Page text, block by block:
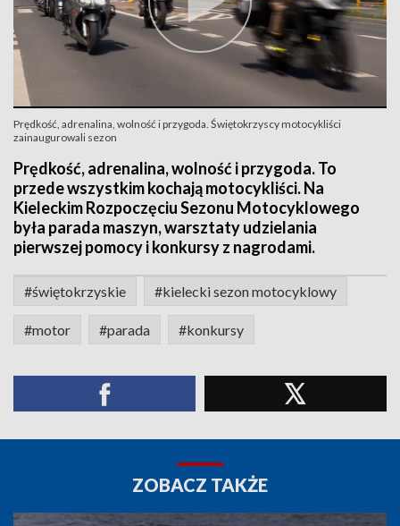
Prędkość, adrenalina, wolność i przygoda. Świętokrzyscy motocykliści
zainaugurowali sezon
Prędkość, adrenalina, wolność i przygoda. To
przede wszystkim kochają motocykliści. Na
Kieleckim Rozpoczęciu Sezonu Motocyklowego
była parada maszyn, warsztaty udzielania
pierwszej pomocy i konkursy z nagrodami.
#świętokrzyskie #kielecki sezon motocyklowy
#motor #parada #konkursy
ZOBACZ TAKŻE